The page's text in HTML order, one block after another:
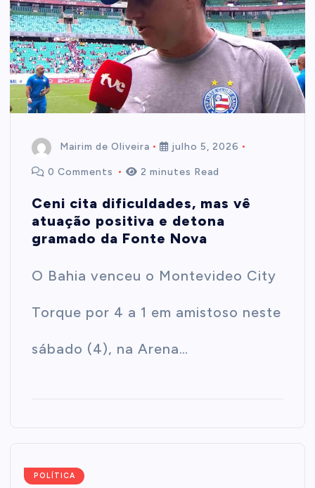
Mairim de Oliveira julho 5, 2026
0 Comments 2 minutes Read
Ceni cita dificuldades, mas vê
atuação positiva e detona
gramado da Fonte Nova
O Bahia venceu o Montevideo City
Torque por 4 a 1 em amistoso neste
sábado (4), na Arena…
POLÍTICA